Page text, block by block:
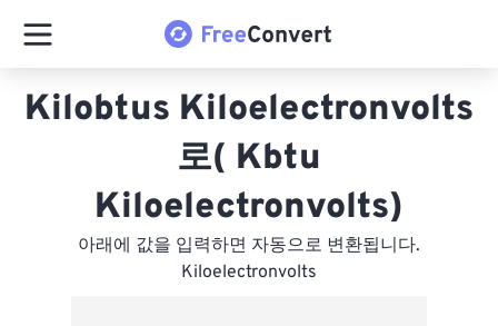
Kilobtus Kiloelectronvolts
로( Kbtu
Kiloelectronvolts)
아래에 값을 입력하면 자동으로 변환됩니다.
Kiloelectronvolts